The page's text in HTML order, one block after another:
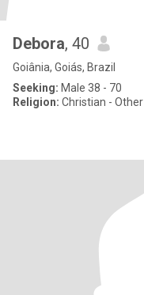
Debora, 40
Goiânia, Goiás, Brazil
Seeking: Male 38 - 70
Religion: Christian - Other